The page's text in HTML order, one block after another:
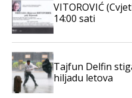
VITOROVIĆ
14:00 sati
Tajfun Delfin
hiljadu letova